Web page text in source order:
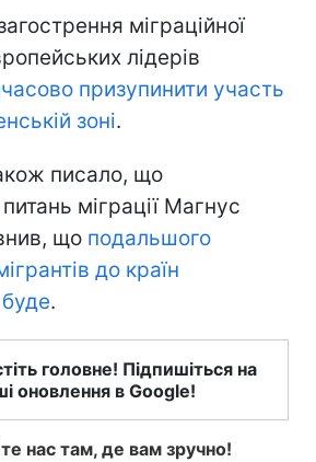
міграційної
лідерів
призупинити участь
зоні.
писало, що
міграції Магнус
що подальшого
до країн
.
головне! Підпишіться на
оновлення в Google!
нас там, де вам зручно!